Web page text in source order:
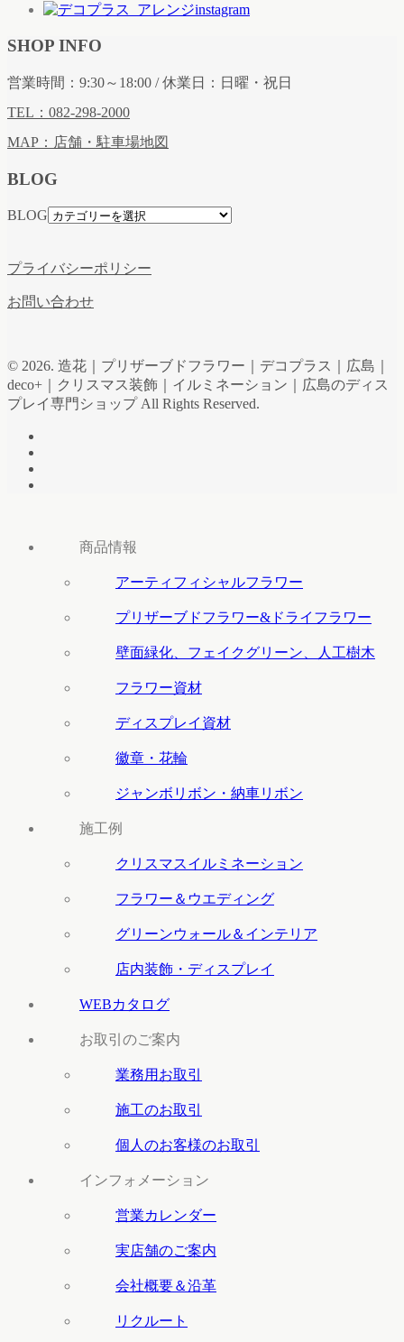
SHOP INFO
営業時間：9:30～18:00 / 休業日：日曜・祝日
TEL：082-298-2000
MAP：店舗・駐車場地図
BLOG
BLOG
プライバシーポリシー
お問い合わせ
© 2026. 造花｜プリザーブドフラワー｜デコプラス｜広島｜
deco+｜クリスマス装飾｜イルミネーション｜広島のディス
プレイ専門ショップ All Rights Reserved.
商品情報
アーティフィシャルフラワー
プリザーブドフラワー&ドライフラワー
壁面緑化、フェイクグリーン、人工樹木
フラワー資材
ディスプレイ資材
徽章・花輪
ジャンボリボン・納車リボン
施工例
クリスマスイルミネーション
フラワー＆ウエディング
グリーンウォール＆インテリア
店内装飾・ディスプレイ
WEBカタログ
お取引のご案内
業務用お取引
施工のお取引
個人のお客様のお取引
インフォメーション
営業カレンダー
実店舗のご案内
会社概要＆沿革
リクルート